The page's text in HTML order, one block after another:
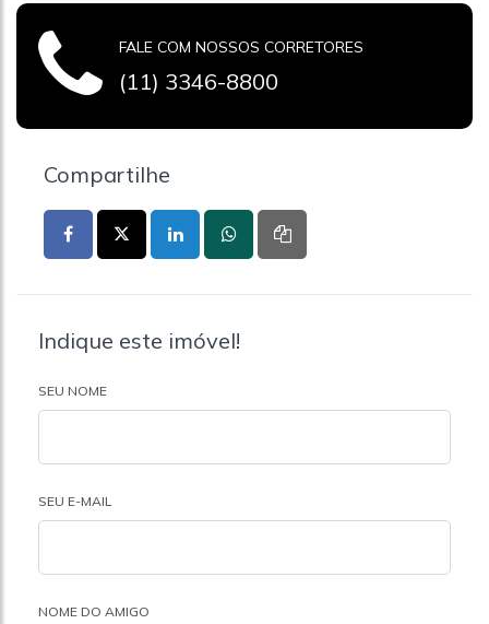
FALE COM NOSSOS CORRETORES
(11) 3346-8800
Compartilhe
Indique este imóvel!
SEU NOME
SEU E-MAIL
NOME DO AMIGO